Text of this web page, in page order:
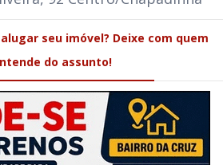
seu imóvel? Deixe com quem
do assunto!